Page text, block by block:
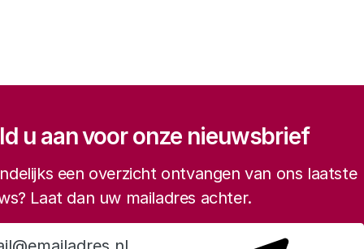
u aan voor onze nieuwsbrief
een overzicht ontvangen van ons laatste
Laat dan uw mailadres achter.
Aanmelden